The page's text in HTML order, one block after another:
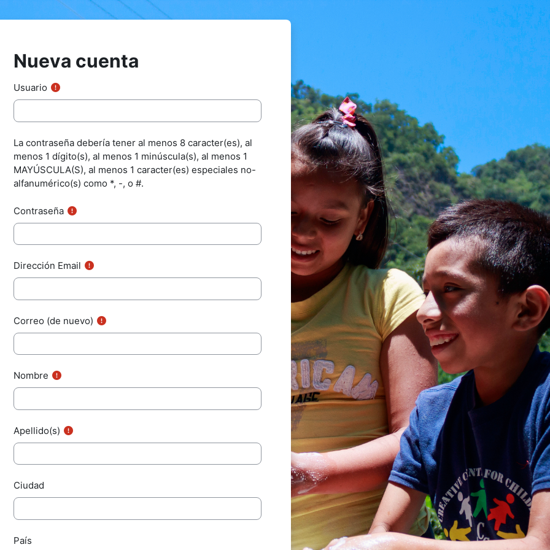
Nueva cuenta
Usuario
La contraseña debería tener al menos 8 caracter(es), al
menos 1 dígito(s), al menos 1 minúscula(s), al menos 1
MAYÚSCULA(S), al menos 1 caracter(es) especiales no-
alfanumérico(s) como *, -, o #.
Contraseña
Dirección Email
Correo (de nuevo)
Nombre
Apellido(s)
Ciudad
País